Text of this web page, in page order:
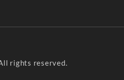
rights reserved.